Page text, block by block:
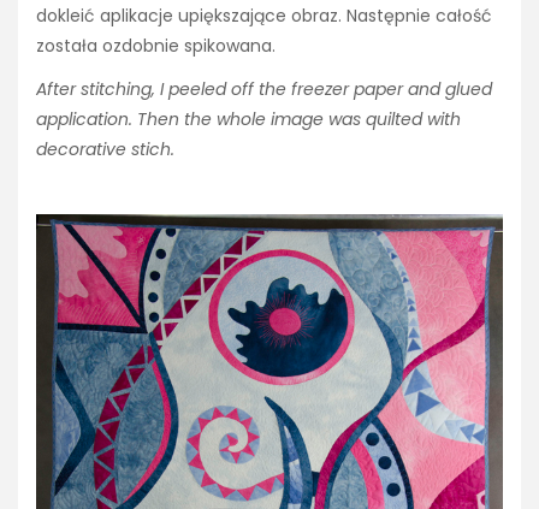
dokleić aplikacje upiększające obraz. Następnie całość
została ozdobnie spikowana.
After stitching, I peeled off the freezer paper and glued
application. Then the whole image was quilted with
decorative stich.